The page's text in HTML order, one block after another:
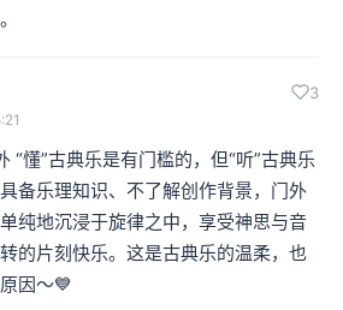
3
“懂”古典乐是有门槛的，但“听”古典乐
备乐理知识、不了解创作背景，门外
纯地沉浸于旋律之中，享受神思与音
的片刻快乐。这是古典乐的温柔，也
因～💙